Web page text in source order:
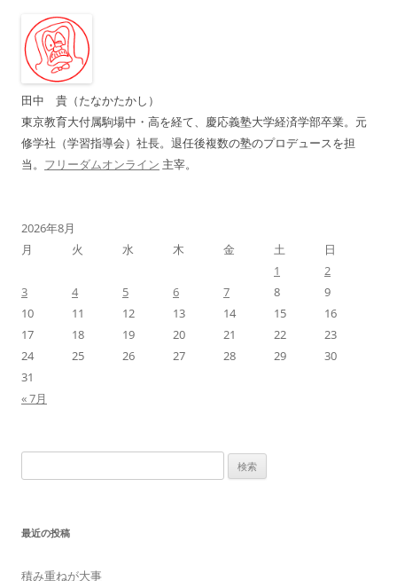
ゲ
ー
シ
ョ
ン
田中 貴（たなかたかし）
東京教育大付属駒場中・高を経て、慶応義塾大学経済学部卒業。元
修学社（学習指導会）社長。退任後複数の塾のプロデュースを担
当。 フリーダムオンライン 主宰。
2026年8月
月
火 水 木 金 土
日
1
2
3
4 5 6 7 8
9
10
11 12 13 14 15
16
17
18 19 20 21 22
23
24
25 26 27 28 29
30
31
« 7月
索:
最近の投稿
積み重ねが大事